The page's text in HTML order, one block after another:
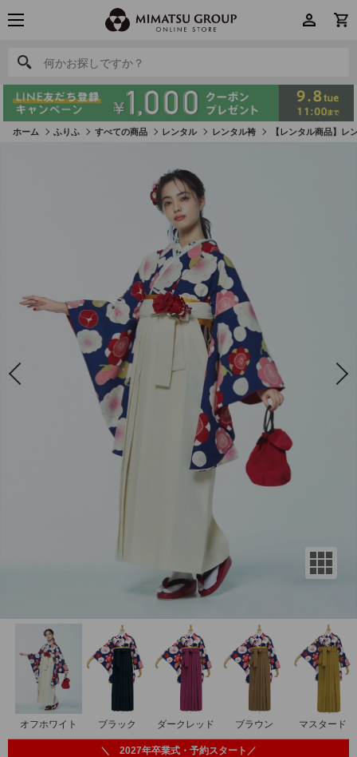
何かお探しですか？
何かお探しですか？
ホーム ふりふ すべての商品 レンタル レンタル袴 【レンタル商品】レ
オフホワイト ブラック ダークレッド ブラウン マスタード
＼ 2027年卒業式・予約スタート／